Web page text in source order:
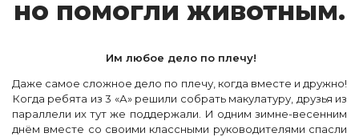
но по­мог­ли жи­вот­ным.
Им любое дело по плечу!
Даже самое сложное дело по плечу, когда вместе и дружно!
Когда ребята из 3 «А» решили собрать макулатуру, друзья из
параллели их тут же поддержали. И одним зимне-весенним
днём вместе со своими классными руководителями спасли